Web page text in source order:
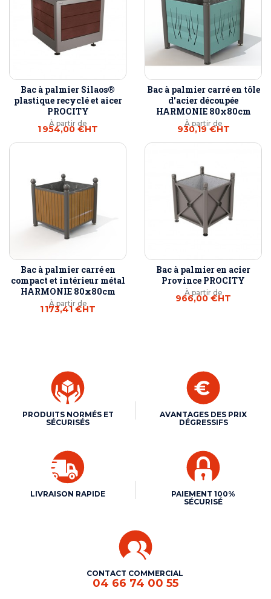
Bac à palmier Silaos®
plastique recyclé et aicer
PROCITY
À partir de
1 954,00 €HT
Bac à palmier carré en tôle
d'acier découpée
HARMONIE 80x80cm
À partir de
930,19 €HT
Bac à palmier carré en
compact et intérieur métal
HARMONIE 80x80cm
À partir de
1 173,41 €HT
Bac à palmier en acier
Province PROCITY
À partir de
966,00 €HT
PRODUITS NORMÉS ET
SÉCURISÉS
AVANTAGES DES PRIX
DÉGRESSIFS
LIVRAISON RAPIDE
PAIEMENT 100%
SÉCURISÉ
CONTACT COMMERCIAL
04 66 74 00 55